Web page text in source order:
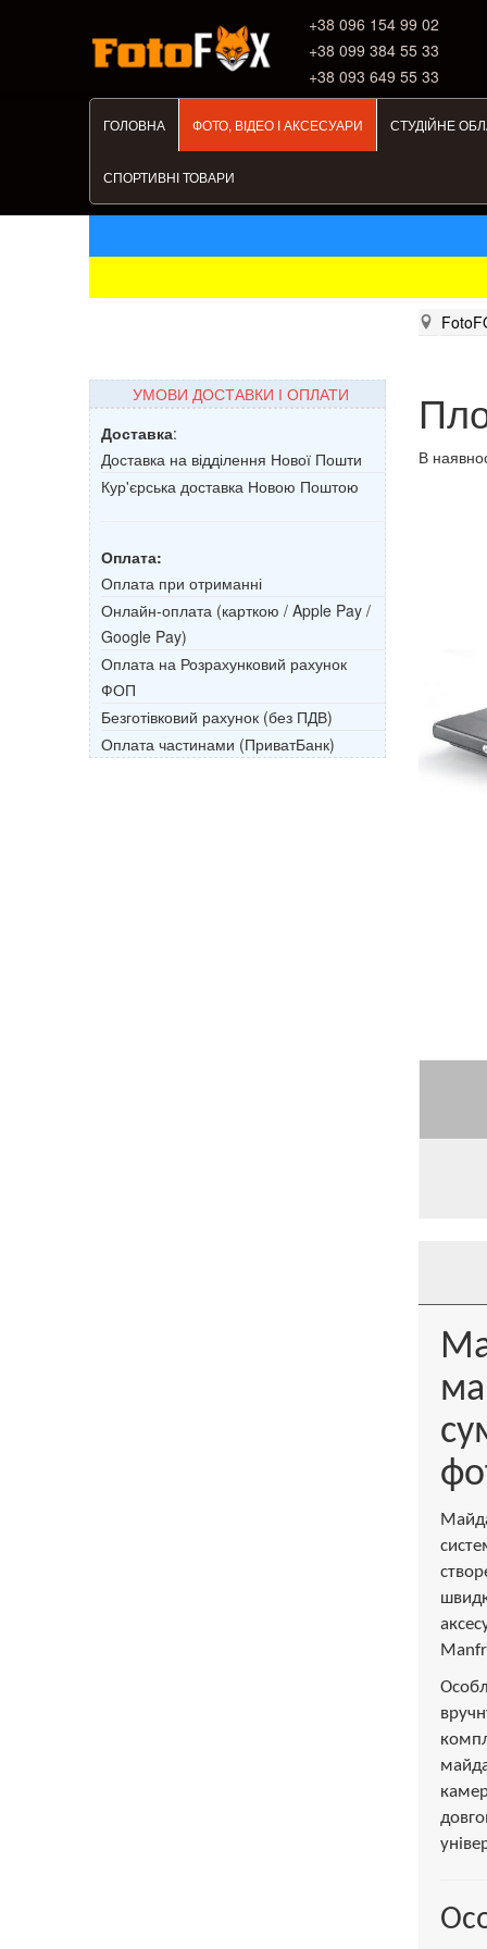
+38 ‎096 154 99 02
+38 099 384 55 33
+38 093 649 55 33
ГОЛОВНА ФОТО, ВІДЕО І АКСЕСУАРИ СТУДІЙНЕ
СПОРТИВНІ ТОВАРИ
УМОВИ ДОСТАВКИ І ОПЛАТИ
Доставка:
Доставка на відділення Нової Пошти
Кур'єрська доставка Новою Поштою
Оплата:
Оплата при отриманні
Онлайн-оплата (карткою / Apple Pay /
Google Pay)
Оплата на Розрахунковий рахунок
ФОП
Безготівковий рахунок (без ПДВ)
Оплата частинами (ПриватБанк)
В